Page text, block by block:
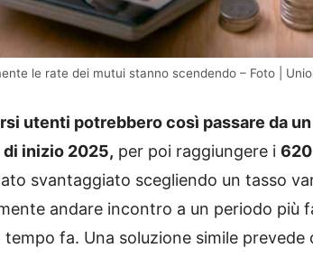
le rate dei mutui stanno scendendo – Foto |
utenti potrebbero così passare da
di inizio 2025, per poi raggiungere i
svantaggiato scegliendo un tasso
andare incontro a un periodo più
fa. Una soluzione simile